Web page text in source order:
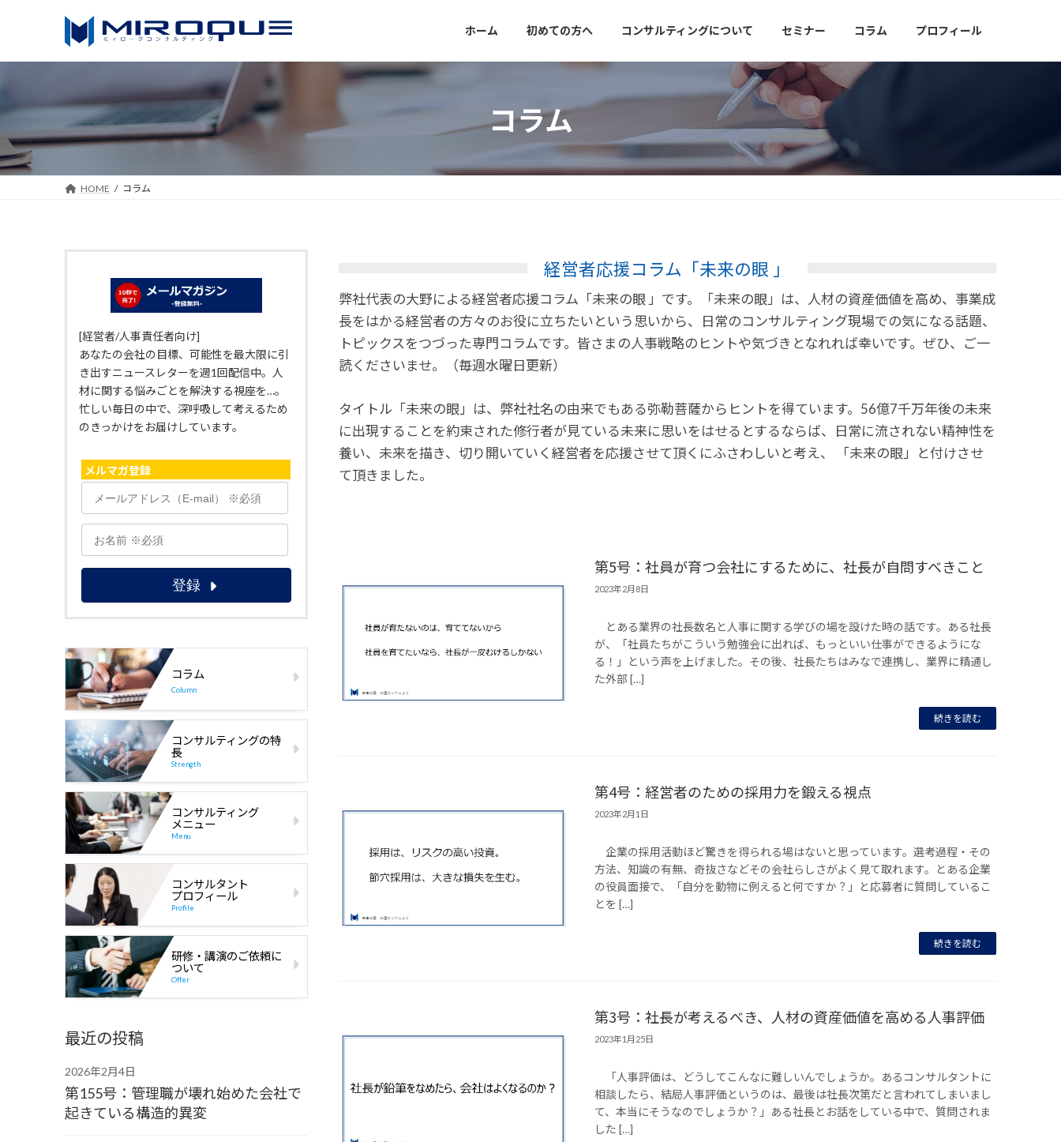
へ
ス
キ
ッ
ョ
ン
に
移
ホーム 初めての方へ コンサルティングについて セミナー コラム プロフィール
コラム
HOME コラム
経営者応援コラム「未来の眼 」
弊社代表の大野による経営者応援コラム「未来の眼 」です。「未来の眼」は、人材の資産価値を高め、事業成
長をはかる経営者の方々のお役に立ちたいという思いから、日常のコンサルティング現場での気になる話題、
トピックスをつづった専門コラムです。皆さまの人事戦略のヒントや気づきとなれれば幸いです。ぜひ、ご一
読くださいませ。（毎週水曜日更新）
タイトル「未来の眼」は、弊社社名の由来でもある弥勒菩薩からヒントを得ています。56億7千万年後の未来
に出現することを約束された修行者が見ている未来に思いをはせるとするならば、日常に流されない精神性を
養い、未来を描き、切り開いていく経営者を応援させて頂くにふさわしいと考え、 「未来の眼」と付けさせ
て頂きました。
第5号：社員が育つ会社にするために、社長が自問すべきこと
2023年2月8日
とある業界の社長数名と人事に関する学びの場を設けた時の話です。ある社長
が、「社員たちがこういう勉強会に出れば、もっといい仕事ができるようにな
る！」という声を上げました。その後、社長たちはみなで連携し、業界に精通し
た外部 […]
続きを読む
第4号：経営者のための採用力を鍛える視点
2023年2月1日
企業の採用活動ほど驚きを得られる場はないと思っています。選考過程・その
方法、知識の有無、奇抜さなどその会社らしさがよく見て取れます。とある企業
の役員面接で、「自分を動物に例えると何ですか？」と応募者に質問しているこ
とを […]
続きを読む
第3号：社長が考えるべき、人材の資産価値を高める人事評価
2023年1月25日
「人事評価は、どうしてこんなに難しいんでしょうか。あるコンサルタントに
相談したら、結局人事評価というのは、最後は社長次第だと言われてしまいまし
て、本当にそうなのでしょうか？」ある社長とお話をしている中で、質問されま
した […]
[経営者/人事責任者向け]
あなたの会社の目標、可能性を最大限に引
き出すニュースレターを週1回配信中。人
材に関する悩みごとを解決する視座を…。
忙しい毎日の中で、深呼吸して考えるため
のきっかけをお届けしています。
メルマガ登録
コラム
Column
コンサルティングの特
長
Strength
コンサルティング
メニュー
Menu
コンサルタント
プロフィール
Profile
研修・講演のご依頼に
ついて
Offer
最近の投稿
2026年2月4日
第155号：管理職が壊れ始めた会社で
起きている構造的異変